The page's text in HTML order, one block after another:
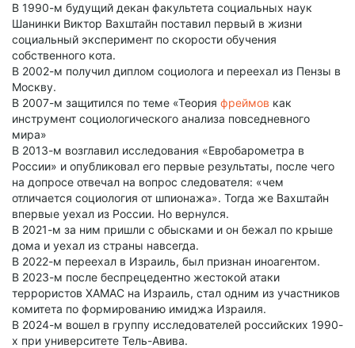
В 1990-м будущий декан факультета социальных наук
Шанинки Виктор Вахштайн поставил первый в жизни
социальный эксперимент по скорости обучения
собственного кота.
В 2002-м получил диплом социолога и переехал из Пензы в
Москву.
В 2007-м защитился по теме «Теория фреймов как
инструмент социологического анализа повседневного
мира»
В 2013-м возглавил исследования «Евробарометра в
России» и опубликовал его первые результаты, после чего
на допросе отвечал на вопрос следователя: «чем
отличается социология от шпионажа». Тогда же Вахштайн
впервые уехал из России. Но вернулся.
В 2021-м за ним пришли с обысками и он бежал по крыше
дома и уехал из страны навсегда.
В 2022-м переехал в Израиль, был признан иноагентом.
В 2023-м после беспрецедентно жестокой атаки
террористов ХАМАС на Израиль, стал одним из участников
комитета по формированию имиджа Израиля.
В 2024-м вошел в группу исследователей российских 1990-
х при университете Тель-Авива.